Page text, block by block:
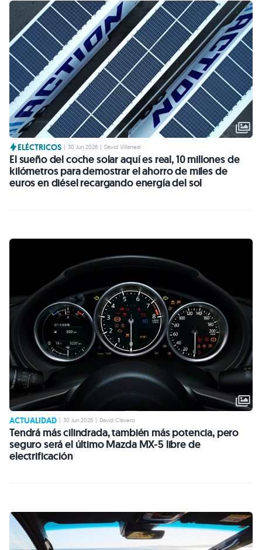
ELÉCTRICOS 30 Jun 2026 David Villarreal
El sueño del coche solar aquí es real, 10 millones de
kilómetros para demostrar el ahorro de miles de
euros en diésel recargando energía del sol
ACTUALIDAD 30 Jun 2026 David Clavero
Tendrá más cilindrada, también más potencia, pero
seguro será el último Mazda MX-5 libre de
electrificación